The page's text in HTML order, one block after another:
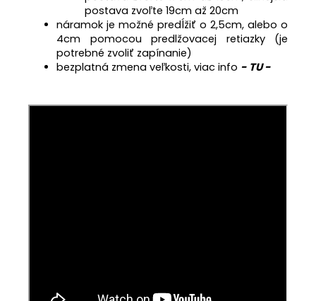
postava zvoľte 19cm až 20cm
náramok je možné predĺžiť o 2,5cm, alebo o
4cm pomocou predlžovacej retiazky (je
potrebné zvoliť zapínanie)
bezplatná zmena veľkosti, viac info - TU -